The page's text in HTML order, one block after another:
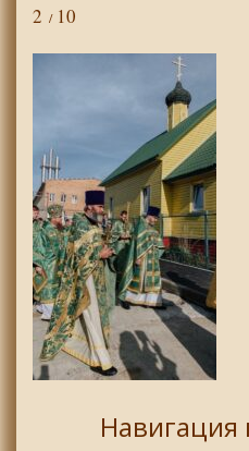
2 10
Навигация